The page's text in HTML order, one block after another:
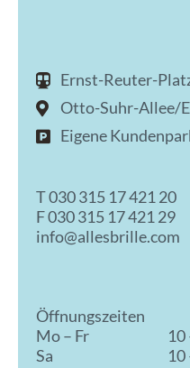
Ernst-Reuter-
Otto-Suhr-Allee/
Eigene
T030 315 17 421 20
F 030 315 17 421 29
info@allesbrille.com
Öffnungszeiten
Mo – Fr
10
Sa
10